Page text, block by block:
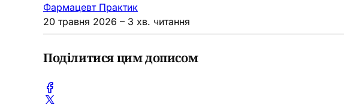
Фармацевт Практик
20 травня 2026 – 3 хв. читання
Поділитися цим дописом